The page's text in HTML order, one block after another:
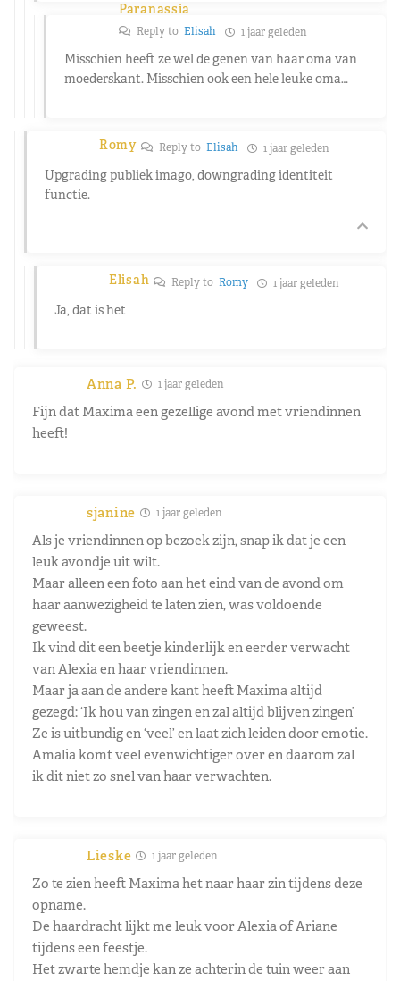
Paranassia
Reply to Elisah 1 jaar geleden
Misschien heeft ze wel de genen van haar oma van
moederskant. Misschien ook een hele leuke oma…
Romy Reply to Elisah 1 jaar geleden
Upgrading publiek imago, downgrading identiteit
functie.
Elisah Reply toRomy 1 jaar geleden
Ja, dat is het
Anna P. 1 jaar geleden
Fijn dat Maxima een gezellige avond met vriendinnen
heeft!
sjanine 1 jaar geleden
Als je vriendinnen op bezoek zijn, snap ik dat je een
leuk avondje uit wilt.
Maar alleen een foto aan het eind van de avond om
haar aanwezigheid te laten zien, was voldoende
geweest.
Ik vind dit een beetje kinderlijk en eerder verwacht
van Alexia en haar vriendinnen.
Maar ja aan de andere kant heeft Maxima altijd
gezegd: ‘Ik hou van zingen en zal altijd blijven zingen’
Ze is uitbundig en ‘veel’ en laat zich leiden door emotie.
Amalia komt veel evenwichtiger over en daarom zal
ik dit niet zo snel van haar verwachten.
Lieske 1 jaar geleden
Zo te zien heeft Maxima het naar haar zin tijdens deze
opname.
De haardracht lijkt me leuk voor Alexia of Ariane
tijdens een feestje.
Het zwarte hemdje kan ze achterin de tuin weer aan